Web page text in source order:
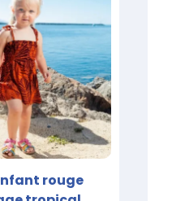
rouge